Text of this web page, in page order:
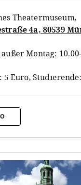
Theatermuseum,
4a, 80539
Montag:
Euro,